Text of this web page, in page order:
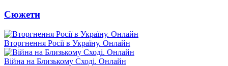
Сюжети
Вторгнення Росії в Україну. Онлайн
Війна на Близькому Сході. Онлайн